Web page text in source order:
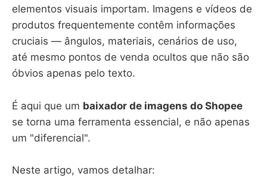
elementos visuais importam. Imagens e vídeos de
produtos frequentemente contêm informações
cruciais — ângulos, materiais, cenários de uso,
até mesmo pontos de venda ocultos que não são
óbvios apenas pelo texto.
É aqui que um baixador de imagens do Shopee
se torna uma ferramenta essencial, e não apenas
um "diferencial".
Neste artigo, vamos detalhar: